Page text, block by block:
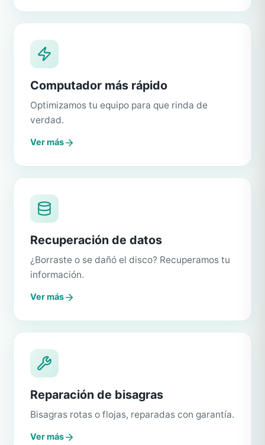
Computador más rápido
Optimizamos tu equipo para que rinda de
verdad.
Ver más
Recuperación de datos
¿Borraste o se dañó el disco? Recuperamos tu
información.
Ver más
Reparación de bisagras
Bisagras rotas o flojas, reparadas con garantía.
Ver más